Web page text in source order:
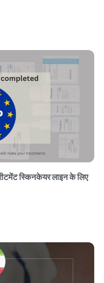
स्किनकेयर लाइन के लिए